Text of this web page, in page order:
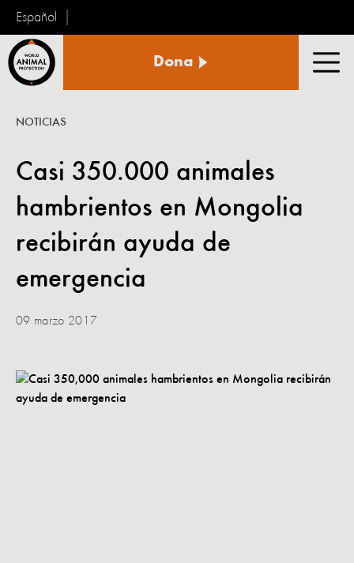
Español
Animal
Dona
Casi 350.000 animales
hambrientos en Mongolia
recibirán ayuda de
emergencia
NOTICIAS
09 marzo 2017